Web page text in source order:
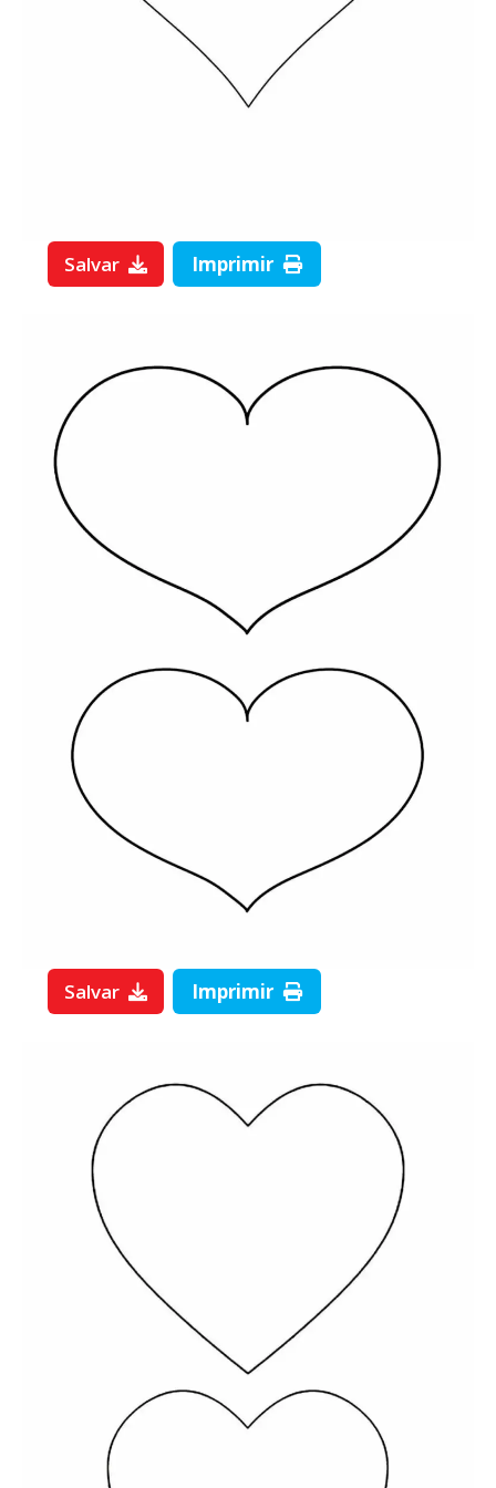
Salvar Imprimir
Salvar Imprimir